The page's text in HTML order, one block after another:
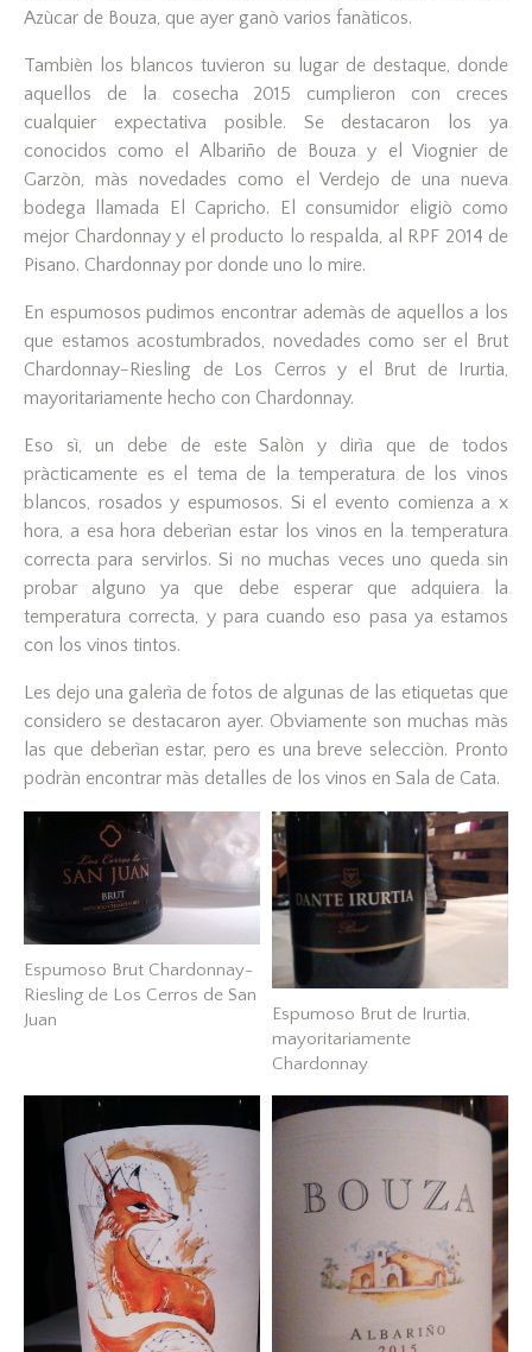
Azùcar de Bouza, que ayer ganò varios fanàticos.
Tambièn los blancos tuvieron su lugar de destaque, donde
aquellos de la cosecha 2015 cumplieron con creces
cualquier expectativa posible. Se destacaron los ya
conocidos como el Albariño de Bouza y el Viognier de
Garzòn, màs novedades como el Verdejo de una nueva
bodega llamada El Capricho. El consumidor eligiò como
mejor Chardonnay y el producto lo respalda, al RPF 2014 de
Pisano. Chardonnay por donde uno lo mire.
En espumosos pudimos encontrar ademàs de aquellos a los
que estamos acostumbrados, novedades como ser el Brut
Chardonnay-Riesling de Los Cerros y el Brut de Irurtia,
mayoritariamente hecho con Chardonnay.
Eso sì, un debe de este Salòn y dirìa que de todos
pràcticamente es el tema de la temperatura de los vinos
blancos, rosados y espumosos. Si el evento comienza a x
hora, a esa hora deberìan estar los vinos en la temperatura
correcta para servirlos. Si no muchas veces uno queda sin
probar alguno ya que debe esperar que adquiera la
temperatura correcta, y para cuando eso pasa ya estamos
con los vinos tintos.
Les dejo una galerìa de fotos de algunas de las etiquetas que
considero se destacaron ayer. Obviamente son muchas màs
las que deberìan estar, pero es una breve selecciòn. Pronto
podràn encontrar màs detalles de los vinos en Sala de Cata.
Espumoso Brut Chardonnay-
Riesling de Los Cerros de San
Juan
Espumoso Brut de Irurtia,
mayoritariamente
Chardonnay